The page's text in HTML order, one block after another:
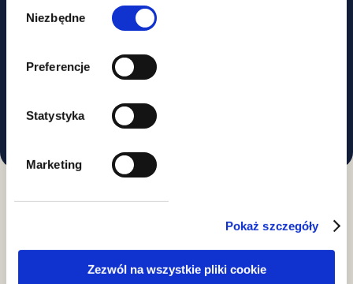
zgody
Niezbędne
Preferencje
Statystyka
Marketing
Pokaż szczegóły
Zezwól na wszystkie pliki cookie
University of Information Technology
and Management in Rzeszów,
postgraduate studies in tax
consultancy – 2019.
Specializations